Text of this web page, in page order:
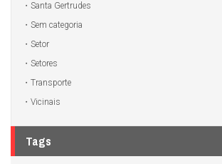
Santa Gertrudes
Sem categoria
Setor
Setores
Transporte
Vicinais
Tags